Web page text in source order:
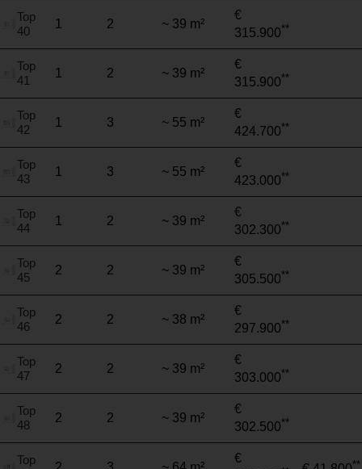
Top
40
1 2 ~ 39 m²
€
315.900**
Top
41
1 2 ~ 39 m²
€
315.900**
Top
42
1 3 ~ 55 m²
€
424.700**
Top
43
1 3 ~ 55 m²
€
423.000**
Top
44
1 2 ~ 39 m²
€
302.300**
Top
45
2 2 ~ 39 m²
€
305.500**
Top
46
2 2 ~ 38 m²
€
297.900**
Top
47
2 2 ~ 39 m²
€
303.000**
Top
48
2 2 ~ 39 m²
€
302.500**
Top
€
**